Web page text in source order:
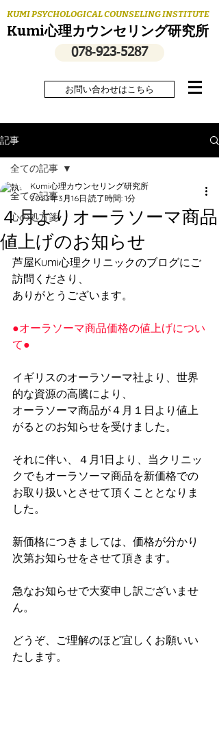
KUMI PSYCHOLOGICAL COUNSELING INSTITUTE
Kumi心理カウンセリング研究所
078‐923‐5287
お問い合わせはこちら
記事
全ての記事
心の処方箋
全ての記事
４月よりオーラソーマ商品
値上げのお知らせ
Kumi心理カウンセリング研究所
2023年3月16日 読了時間: 1分
芦屋Kumi心理クリニックのブログにご
訪問くださり、
ありがとうございます。
●オーラソーマ商品価格の値上げについ
て●
イギリスのオーラソーマ社より、世界
的な資源の高騰により、
オーラソーマ商品が４月１日より値上
がるとのお知らせを受けました。
それに伴い、４月1日より、当クリニッ
クでもオーラソーマ商品を新価格での
お取り扱いとさせて頂くこととなりま
した。
新価格につきましては、価格が分かり
次第お知らせをさせて頂きます。
急なお知らせで大変申し訳ございませ
ん。
どうぞ、ご理解のほど宜しくお願いい
たします。